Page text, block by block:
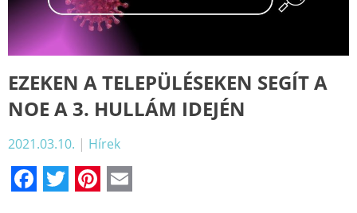
EZEKEN A TELEPÜLÉSEKEN SEGÍT A
NOE A 3. HULLÁM IDEJÉN
2021.03.10. | Hírek
Facebook
TwitterPinterest